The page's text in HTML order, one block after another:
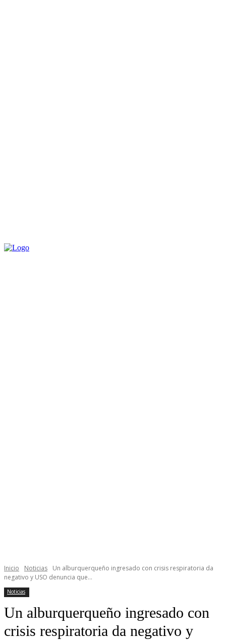
Inicio Noticias
Un alburquerqueño ingresado con crisis respiratoria da
negativo y USO denuncia que...
Noticias
Un alburquerqueño ingresado con
crisis respiratoria da negativo y